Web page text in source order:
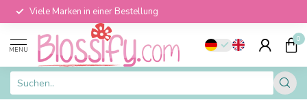
Viele Marken in einer Bestellung
MENU
0